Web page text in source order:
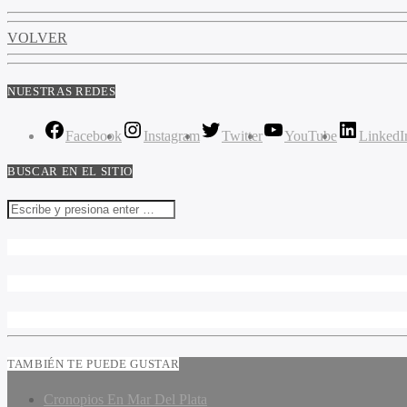
VOLVER
NUESTRAS REDES
Facebook Instagram Twitter YouTube
BUSCAR EN EL SITIO
TAMBIÉN TE PUEDE GUSTAR
Cronopios En Mar Del Plata